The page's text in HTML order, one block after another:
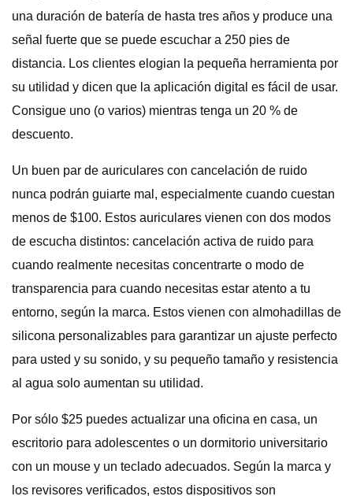
una duración de batería de hasta tres años y produce una
señal fuerte que se puede escuchar a 250 pies de
distancia. Los clientes elogian la pequeña herramienta por
su utilidad y dicen que la aplicación digital es fácil de usar.
Consigue uno (o varios) mientras tenga un 20 % de
descuento.
Un buen par de auriculares con cancelación de ruido
nunca podrán guiarte mal, especialmente cuando cuestan
menos de $100. Estos auriculares vienen con dos modos
de escucha distintos: cancelación activa de ruido para
cuando realmente necesitas concentrarte o modo de
transparencia para cuando necesitas estar atento a tu
entorno, según la marca. Estos vienen con almohadillas de
silicona personalizables para garantizar un ajuste perfecto
para usted y su sonido, y su pequeño tamaño y resistencia
al agua solo aumentan su utilidad.
Por sólo $25 puedes actualizar una oficina en casa, un
escritorio para adolescentes o un dormitorio universitario
con un mouse y un teclado adecuados. Según la marca y
los revisores verificados, estos dispositivos son